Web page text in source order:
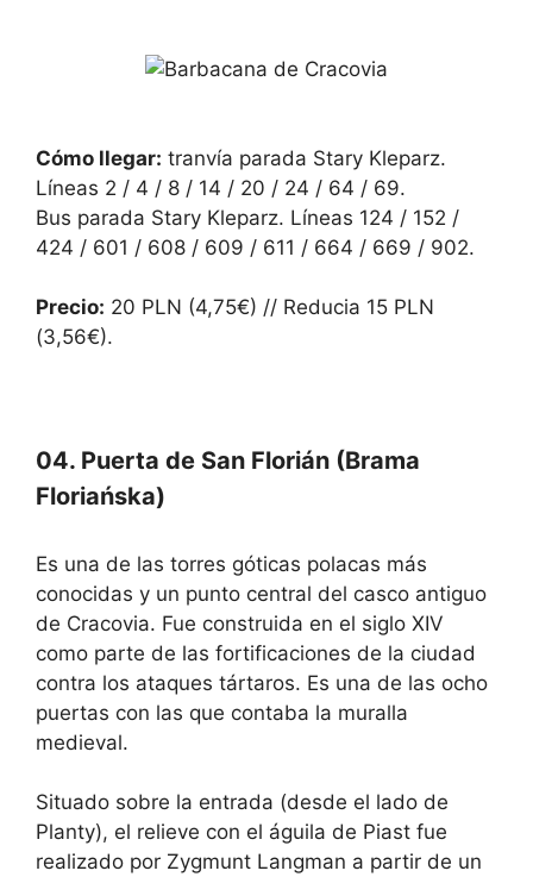
Cómo llegar: tranvía parada Stary Kleparz.
Líneas 2 / 4 / 8 / 14 / 20 / 24 / 64 / 69.
Bus parada Stary Kleparz. Líneas 124 / 152 /
424 / 601 / 608 / 609 / 611 / 664 / 669 / 902.
Precio: 20 PLN (4,75€) // Reducia 15 PLN
(3,56€).
04. Puerta de San Florián (Brama
Floriańska)
Es una de las torres góticas polacas más
conocidas y un punto central del casco antiguo
de Cracovia. Fue construida en el siglo XIV
como parte de las fortificaciones de la ciudad
contra los ataques tártaros. Es una de las ocho
puertas con las que contaba la muralla
medieval.
Situado sobre la entrada (desde el lado de
Planty), el relieve con el águila de Piast fue
realizado por Zygmunt Langman a partir de un